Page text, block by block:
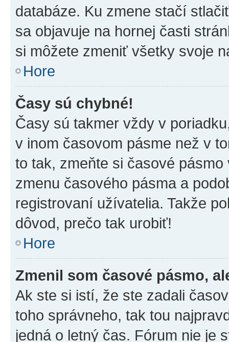
databáze. Ku zmene stačí
sa objavuje na hornej časti
si môžete zmeniť všetky svoje
Hore
Časy sú chybné!
Časy sú takmer vždy v
v inom časovom pásme než v
to tak, zmeňte si časové
zmenu časového pásma a
registrovaní užívatelia. Takže
dôvod, prečo tak urobiť!
Hore
Zmenil som časové pásmo,
Ak ste si istí, že ste zadali
toho správneho, tak tou
jedná o letný čas. Fórum nie je